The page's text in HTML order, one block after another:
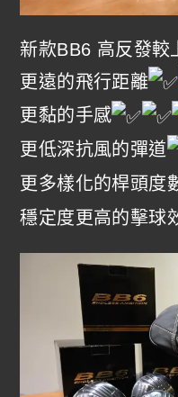
新款BB6 高反發較
更遠的飛行距離
更黏的手感
更低深抗風的彈道
更多樣化的桿頭度
穩定度更高的擊球